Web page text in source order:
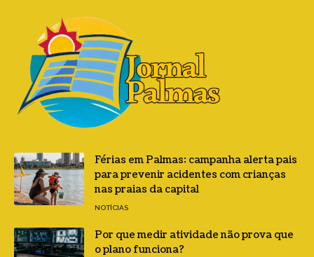
Férias em Palmas: campanha alerta pais
para prevenir acidentes com crianças
nas praias da capital
NOTÍCIAS
Por que medir atividade não prova que
o plano funciona?